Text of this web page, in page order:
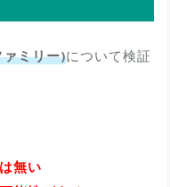
ミリー)について検証
無い